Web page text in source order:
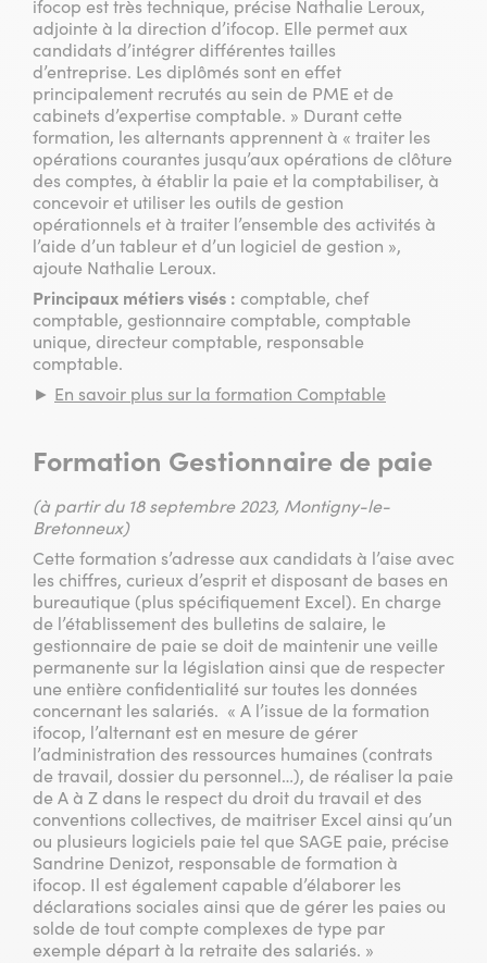
ifocop est très technique, précise Nathalie Leroux,
adjointe à la direction d’ifocop. Elle permet aux
candidats d’intégrer différentes tailles
d’entreprise. Les diplômés sont en effet
principalement recrutés au sein de PME et de
cabinets d’expertise comptable. » Durant cette
formation, les alternants apprennent à « traiter les
opérations courantes jusqu’aux opérations de clôture
des comptes, à établir la paie et la comptabiliser, à
concevoir et utiliser les outils de gestion
opérationnels et à traiter l’ensemble des activités à
l’aide d’un tableur et d’un logiciel de gestion »,
ajoute Nathalie Leroux.
Principaux métiers visés : comptable, chef
comptable, gestionnaire comptable, comptable
unique, directeur comptable, responsable
comptable.
► En savoir plus sur la formation Comptable
Formation Gestionnaire de paie
(à partir du 18 septembre 2023, Montigny-le-
Bretonneux)
Cette formation s’adresse aux candidats à l’aise avec
les chiffres, curieux d’esprit et disposant de bases en
bureautique (plus spécifiquement Excel). En charge
de l’établissement des bulletins de salaire, le
gestionnaire de paie se doit de maintenir une veille
permanente sur la législation ainsi que de respecter
une entière confidentialité sur toutes les données
concernant les salariés. « A l’issue de la formation
ifocop, l’alternant est en mesure de gérer
l’administration des ressources humaines (contrats
de travail, dossier du personnel…), de réaliser la paie
de A à Z dans le respect du droit du travail et des
conventions collectives, de maitriser Excel ainsi qu’un
ou plusieurs logiciels paie tel que SAGE paie, précise
Sandrine Denizot, responsable de formation à
ifocop. Il est également capable d’élaborer les
déclarations sociales ainsi que de gérer les paies ou
solde de tout compte complexes de type par
exemple départ à la retraite des salariés. »